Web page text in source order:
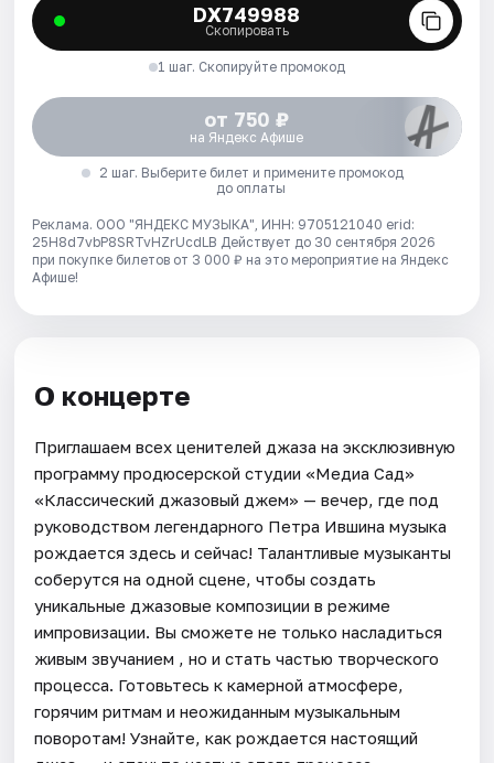
DX749988
Скопировать
1 шаг. Скопируйте промокод
от 750 ₽
на Яндекс Афише
2 шаг. Выберите билет и примените промокод
до оплаты
Реклама. ООО "ЯНДЕКС МУЗЫКА", ИНН: 9705121040 erid:
25H8d7vbP8SRTvHZrUcdLB Действует до 30 сентября 2026
при покупке билетов от 3 000 ₽ на это мероприятие на Яндекс
Афише!
О концерте
Приглашаем всех ценителей джаза на эксклюзивную
программу продюсерской студии «Медиа Сад»
«Классический джазовый джем» — вечер, где под
руководством легендарного Петра Ившина музыка
рождается здесь и сейчас! Талантливые музыканты
соберутся на одной сцене, чтобы создать
уникальные джазовые композиции в режиме
импровизации. Вы сможете не только насладиться
живым звучанием , но и стать частью творческого
процесса. Готовьтесь к камерной атмосфере,
горячим ритмам и неожиданным музыкальным
поворотам! Узнайте, как рождается настоящий